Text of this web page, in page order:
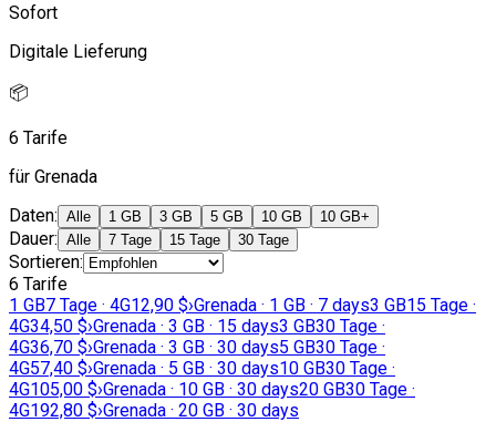
Sofort
Digitale Lieferung
📦
6 Tarife
für Grenada
Daten: Alle 1 GB 3 GB 5 GB 10 GB 10 GB+
Dauer: Alle 7 Tage 15 Tage 30 Tage
Sortieren:
6 Tarife
1 GB7 Tage · 4G12,90 $›Grenada · 1 GB · 7 days3 GB15 Tage ·
4G34,50 $›Grenada · 3 GB · 15 days3 GB30 Tage ·
4G36,70 $›Grenada · 3 GB · 30 days5 GB30 Tage ·
4G57,40 $›Grenada · 5 GB · 30 days10 GB30 Tage ·
4G105,00 $›Grenada · 10 GB · 30 days20 GB30 Tage ·
4G192,80 $›Grenada · 20 GB · 30 days